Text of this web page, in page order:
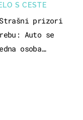
S CESTE
Strašni prizori
Auto se
osoba